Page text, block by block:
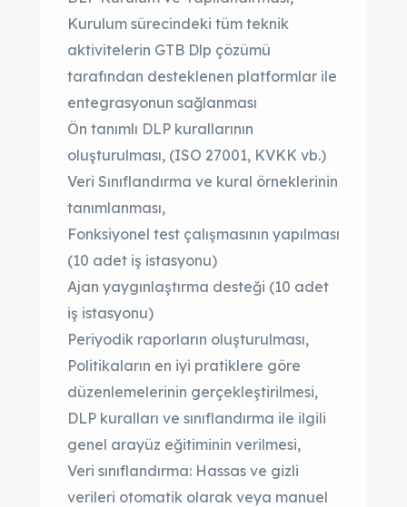
Kurulum sürecindeki tüm teknik
aktivitelerin GTB Dlp çözümü
tarafından desteklenen platformlar ile
entegrasyonun sağlanması
Ön tanımlı DLP kurallarının
oluşturulması, (ISO 27001, KVKK vb.)
Veri Sınıflandırma ve kural örneklerinin
tanımlanması,
Fonksiyonel test çalışmasının yapılması
(10 adet iş istasyonu)
Ajan yaygınlaştırma desteği (10 adet
iş istasyonu)
Periyodik raporların oluşturulması,
Politikaların en iyi pratiklere göre
düzenlemelerinin gerçekleştirilmesi,
DLP kuralları ve sınıflandırma ile ilgili
genel arayüz eğitiminin verilmesi,
Veri sınıflandırma: Hassas ve gizli
verileri otomatik olarak veya manuel